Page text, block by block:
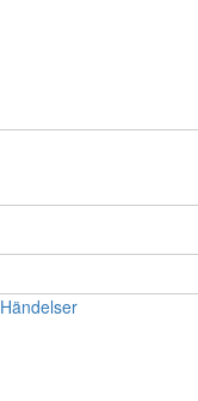
Händelser